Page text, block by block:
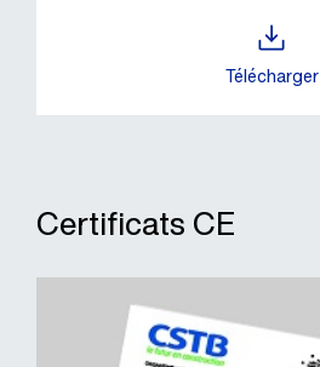
Télécharger
Certificats CE